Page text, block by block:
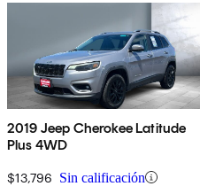
2019 Jeep Cherokee Latitude
Plus 4WD
$13,796 Sin calificación